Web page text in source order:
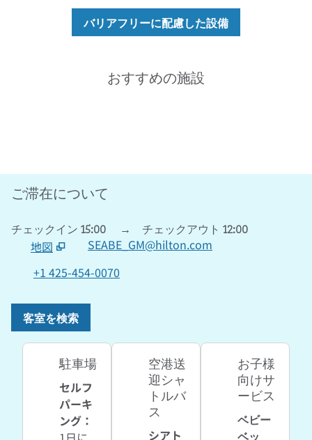
バリアフリーに配慮した設備
おすすめの施設
フィットネスセンター
ご滞在について
チェックイン 15:00 → チェックアウト 12:00
地図
新しいタブで開きます
SEABE_GM@hilton.com
+1 425-454-0070
客室を検索
駐車場
セルフ
パーキ
ング ：
空港送
迎シャ
トルバ
ス
シアト
お子様
向けサ
ービス
ベビー
ベッ